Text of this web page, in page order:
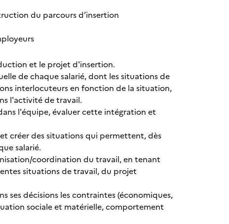
du parcours d’insertion
et le projet d'insertion.
de chaque salarié, dont les situations de
interlocuteurs en fonction de la situation,
l'activité de travail.
l'équipe, évaluer cette intégration et
créer des situations qui permettent, dès
salarié.
coordination du travail, en tenant
situations de travail, du projet
ses décisions les contraintes (économiques,
sociale et matérielle, comportement